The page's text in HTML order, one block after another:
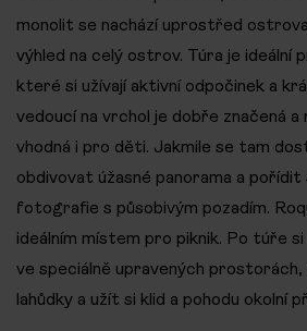
monolit se nachází uprostřed
výhled na celý ostrov. Túra je ideální
které si užívají aktivní odpočinek a
vedoucí na vrchol je dobře značená a
vhodná i pro děti. Jakmile se tam
obdivovat úžasné panorama a
fotografie s působivým pozadím.
ideálním místem pro piknik. Po túře
ve speciálně upravených
lahůdky a užít si klid a pohodu okolní